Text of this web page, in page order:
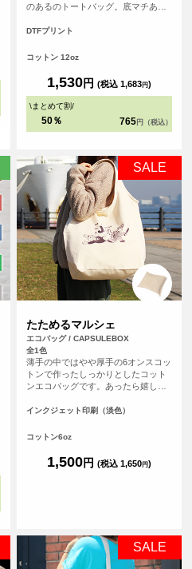
のあるのトートバッグ。底マチあり
バッグです。使用用途も多様なの
ても、販売用としても、オリジナル
DTFプリント
コットン 12oz
1,530円 (税込 1,683円)
\まとめて割/
50％ 765 円（税込）
SALE
たためるマルシェ
エコバッグ / CAPSULEBOX
全1色
薄手の中ではやや厚手の6オンスコッ
トンで作ったしっかりとしたコット
ンエコバッグです。あったら嬉しい
ケットに入れればコンパクトにする
り、とてもしっかりとしたエコバッ
からフルカラープリントでオリジナ
ルエコバッグを作ることができま
インクジェット印刷（淡色）
コットン6oz
1,500円 (税込 1,650円)
SALE